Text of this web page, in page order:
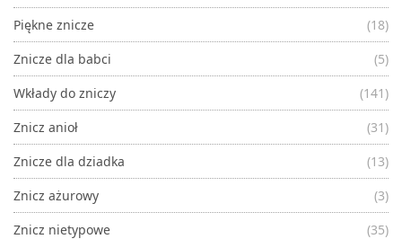
Piękne znicze
(18)
Znicze dla babci
(5)
Wkłady do zniczy
(141)
Znicz anioł
(31)
Znicze dla dziadka
(13)
Znicz ażurowy
(3)
Znicz nietypowe
(35)